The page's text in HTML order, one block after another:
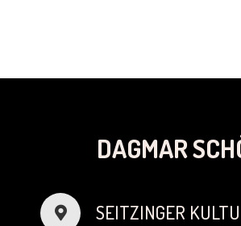
DAGMAR
SEITZINGER